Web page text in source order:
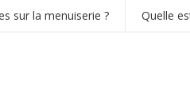
sur la menuiserie ? Quelle